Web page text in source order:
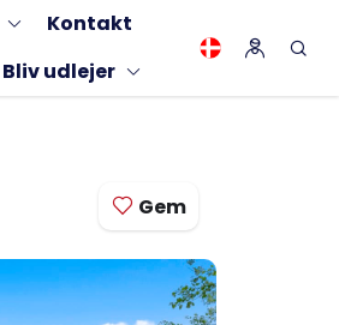
Kontakt
Bliv udlejer
Gem